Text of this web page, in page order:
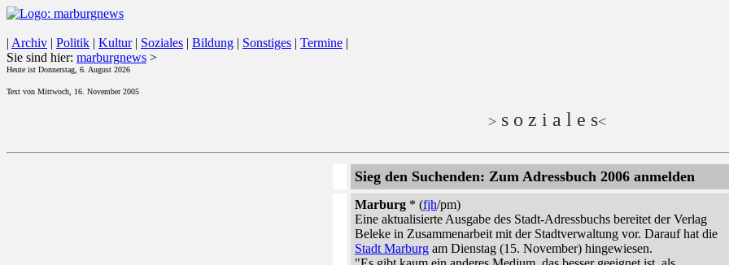
| Archiv | Politik | Kultur| Soziales | Bildung | Sonstiges | Termine |
Sie sind hier: marburgnews >
Heute ist Donnerstag, 6. August 2026
Text von Mittwoch, 16. November 2005
>s o z i a l e s<
Sieg den Suchenden: Zum Adressbuch 2006 anmelden
Marburg * (fjh/pm)
Eine aktualisierte Ausgabe des Stadt-Adressbuchs bereitet der Verlag
Beleke in Zusammenarbeit mit der Stadtverwaltung vor. Darauf hat die
Stadt Marburg am Dienstag (15. November) hingewiesen.